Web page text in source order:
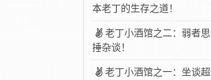
本老丁的生存之道！
老丁小酒馆之二：弱者
捶杂谈！
老丁小酒馆之一：坐谈